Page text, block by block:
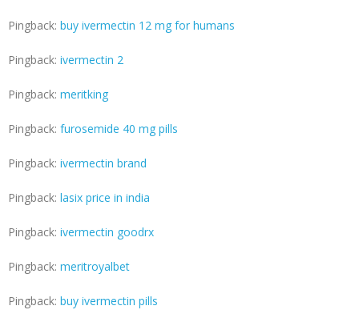
Pingback: buy ivermectin 12 mg for humans
Pingback: ivermectin 2
Pingback: meritking
Pingback: furosemide 40 mg pills
Pingback: ivermectin brand
Pingback: lasix price in india
Pingback: ivermectin goodrx
Pingback: meritroyalbet
Pingback: buy ivermectin pills